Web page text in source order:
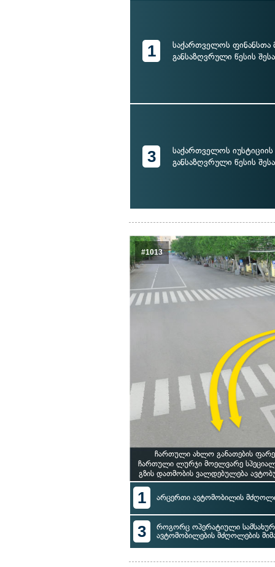
1
საქართველოს ფინანსთა
განსაზღვრული წესის
3
საქართველოს
განსაზღვრული წესის
#1013
ჩართული ახლო განათების
ჩართული ლურჯი მოელვარე
გზის დათმობის ვალდებულება
1 არცერთი ავტომობილის
3
როგორც ოპერატიული
ავტომობილების მძღოლების